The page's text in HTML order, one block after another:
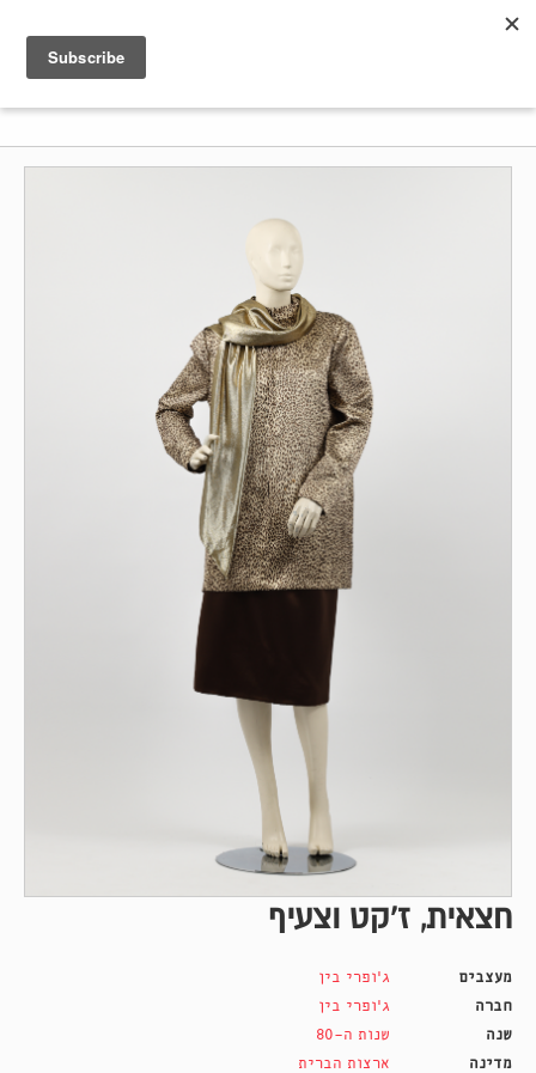
חצאית, ז'קט וצעיף
מעצבים
ג'ופרי בין
חברה
ג'ופרי בין
שנה
שנות ה-80
מדינה
ארצות הברית